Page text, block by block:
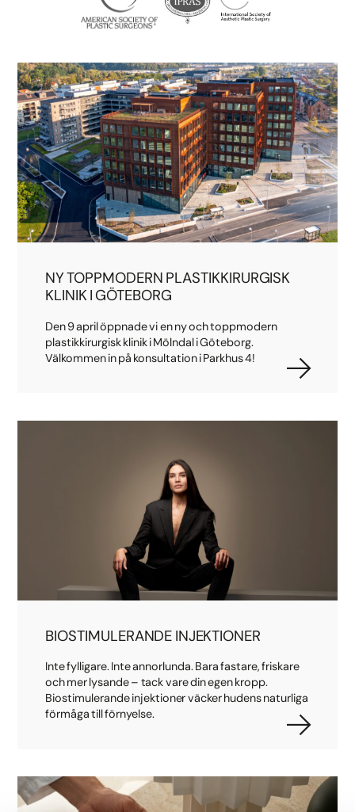
NY TOPPMODERN PLASTIKKIRURGISK
KLINIK I GÖTEBORG
Den 9 april öppnade vi en ny och toppmodern
plastikkirurgisk klinik i Mölndal i Göteborg.
Välkommen in på konsultation i Parkhus 4!
BIOSTIMULERANDE INJEKTIONER
Inte fylligare. Inte annorlunda. Bara fastare, friskare
och mer lysande – tack vare din egen kropp.
Biostimulerande injektioner väcker hudens naturliga
förmåga till förnyelse.